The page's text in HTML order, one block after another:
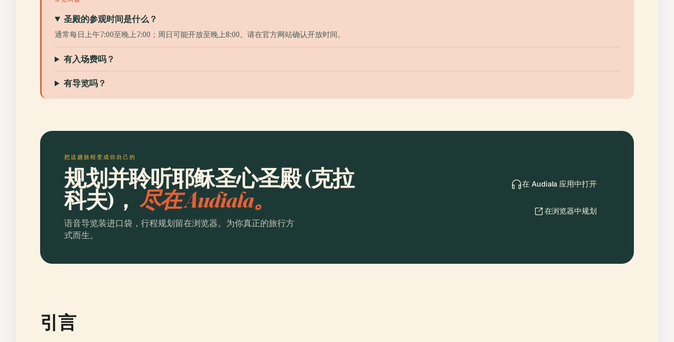
圣殿的参观时间是什么？
通常每日上午7:00至晚上7:00；周日可能开放至晚上8:00。请在官方网站确认开放时间。
有入场费吗？
有导览吗？
把这趟旅程变成你自己的
规划并聆听耶稣圣心圣殿 (克拉
科夫)， 尽在 Audiala。
语音导览装进口袋，行程规划留在浏览器。为你真正的旅行方
式而生。
在 Audiala 应用中打开
在浏览器中规划
引言